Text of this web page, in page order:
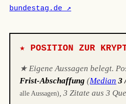
bundestag.de ↗
★ POSITION ZUR
★ Eigene Aussagen belegt.
Frist-Abschaffung (Median 3
alle Aussagen), 3 Zitate aus 3